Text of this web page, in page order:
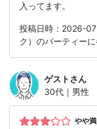
入ってます。
投稿日時：2026-
ク）のパーティーに
ゲストさん
30代｜男性
やや